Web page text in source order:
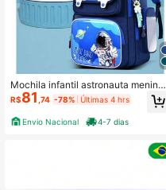
Mochila infantil astronauta meninos
meninas protecäocume reduzir car
ga saco de escola primaria
R$81 ,74 -78% Últimas 4 hrs
Envio Nacional 4-7 dias